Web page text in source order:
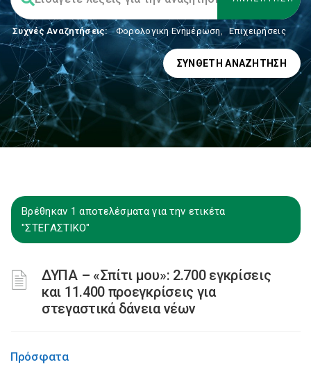
Συχνές Αναζητήσεις: Φορολογικη Ενημέρωση, Επιχειρήσεις
ΣΎΝΘΕΤΗ ΑΝΑΖΉΤΗΣΗ
Βρέθηκαν 1 αποτελέσματα για την ετικέτα
"ΣΤΕΓΑΣΤΙΚΟ"
ΔΥΠΑ – «Σπίτι μου»: 2.700 εγκρίσεις
και 11.400 προεγκρίσεις για
στεγαστικά δάνεια νέων
Πρόσφατα